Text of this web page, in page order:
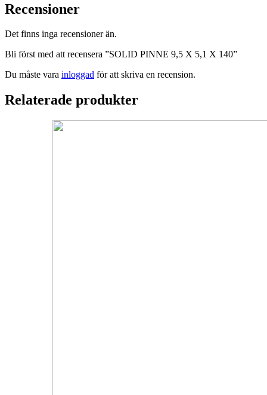
Recensioner
Det finns inga recensioner än.
Bli först med att recensera ”SOLID PINNE 9,5 X 5,1 X 140”
Du måste vara inloggad för att skriva en recension.
Relaterade produkter